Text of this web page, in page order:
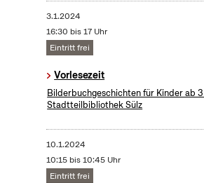
3.1.2024
16:30 bis 17 Uhr
Eintritt frei
Vorlesezeit
Bilderbuchgeschichten für Kinder ab
Stadtteilbibliothek Sülz
10.1.2024
10:15 bis 10:45 Uhr
Eintritt frei